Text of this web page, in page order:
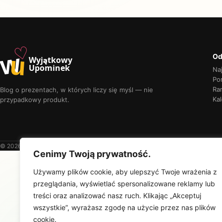
Cenimy Twoją prywatność.
Używamy plików cookie, aby ulepszyć Twoje wrażenia z
przeglądania, wyświetlać spersonalizowane reklamy lub
treści oraz analizować nasz ruch. Klikając „Akceptuj
wszystkie”, wyrażasz zgodę na użycie przez nas plików
cookie.
u
♡Wyjątkowy
Upominek
Blog o prezentach, w których liczy się myśl — nie
przypadkowy produkt.
© 2026 Wyjątkowy Upominek